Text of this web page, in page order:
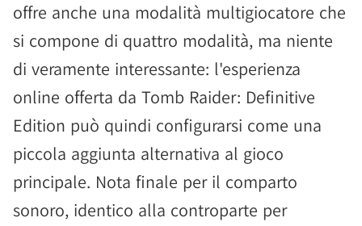
offre anche una modalità multigiocatore che
si compone di quattro modalità, ma niente
di veramente interessante: l'esperienza
online offerta da Tomb Raider: Definitive
Edition può quindi configurarsi come una
piccola aggiunta alternativa al gioco
principale. Nota finale per il comparto
sonoro, identico alla controparte per